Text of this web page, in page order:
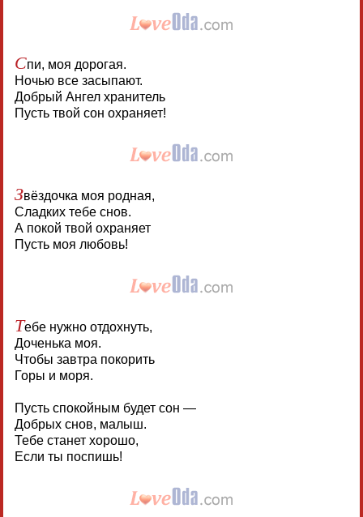
Спи, моя дорогая.
Ночью все засыпают.
Добрый Ангел хранитель
Пусть твой сон охраняет!
Звёздочка моя родная,
Сладких тебе снов.
А покой твой охраняет
Пусть моя любовь!
Тебе нужно отдохнуть,
Доченька моя.
Чтобы завтра покорить
Горы и моря.
Пусть спокойным будет сон —
Добрых снов, малыш.
Тебе станет хорошо,
Если ты поспишь!